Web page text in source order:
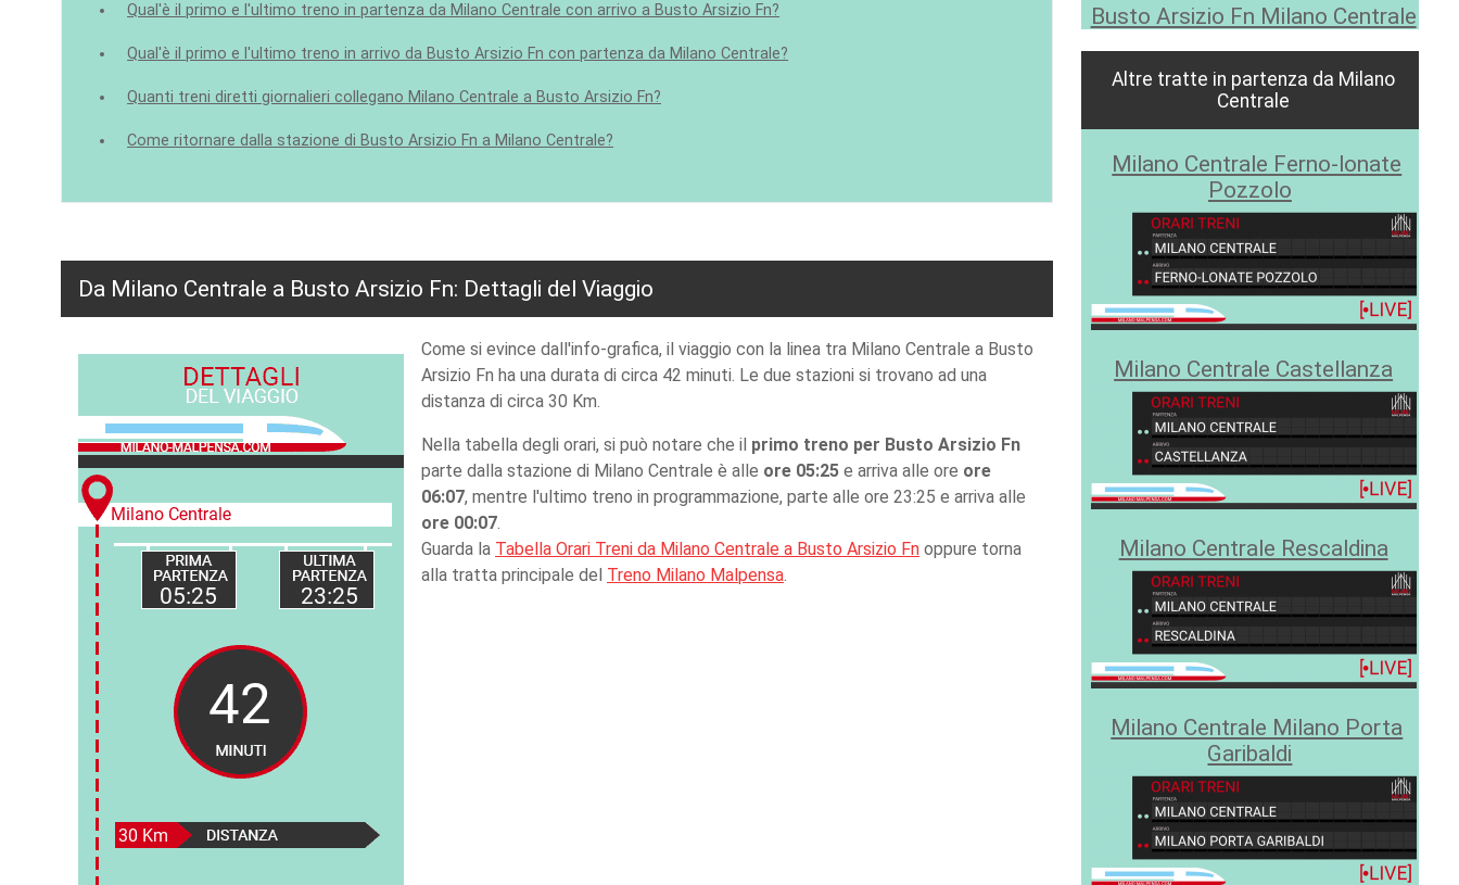
Qual'è il primo e l'ultimo treno in partenza da Milano Centrale con arrivo a Busto Arsizio Fn?
Qual'è il primo e l'ultimo treno in arrivo da Busto Arsizio Fn con partenza da Milano Centrale?
Quanti treni diretti giornalieri collegano Milano Centrale a Busto Arsizio Fn?
Come ritornare dalla stazione di Busto Arsizio Fn a Milano Centrale?
Da Milano Centrale a Busto Arsizio Fn: Dettagli del Viaggio
Come si evince dall'info-grafica, il viaggio con la linea tra Milano Centrale a Busto
Arsizio Fn ha una durata di circa 42 minuti. Le due stazioni si trovano ad una
distanza di circa 30 Km.
Nella tabella degli orari, si può notare che il primo treno per Busto Arsizio Fn
parte dalla stazione di Milano Centrale è alle ore 05:25 e arriva alle ore ore
06:07, mentre l'ultimo treno in programmazione, parte alle ore 23:25 e arriva alle
ore 00:07
Guarda la Tabella Orari Treni da Milano Centrale a Busto Arsizio Fn oppure torna
alla tratta principale del Treno Milano Malpensa
Busto Arsizio Fn Milano Centrale
Altre tratte in partenza da Milano
Centrale
Milano Centrale Ferno-lonate
Pozzolo
Milano Centrale Castellanza
Milano Centrale Rescaldina
Milano Centrale Milano Porta
Garibaldi